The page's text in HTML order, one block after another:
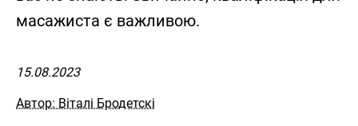
масажиста є важливою.
15.08.2023
Автор: Віталі Бродетскі